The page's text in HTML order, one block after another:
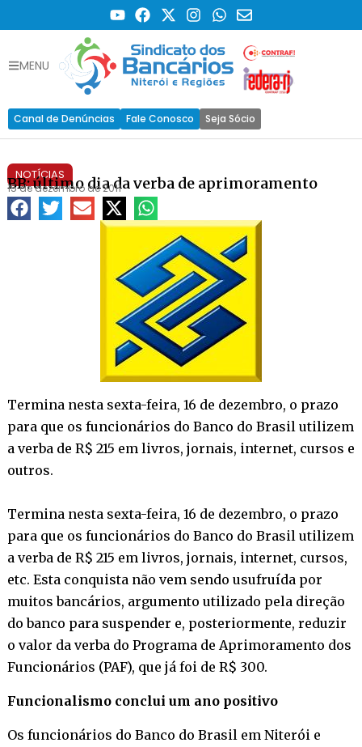
MENU
Canal de Denúncias Fale Conosco Seja Sócio
NOTÍCIAS
BB: último dia da verba de aprimoramento
15 de dezembro de 2011
Termina nesta sexta-feira, 16 de dezembro, o prazo
para que os funcionários do Banco do Brasil utilizem
a verba de R$ 215 em livros, jornais, internet, cursos e
outros.
Termina nesta sexta-feira, 16 de dezembro, o prazo
para que os funcionários do Banco do Brasil utilizem
a verba de R$ 215 em livros, jornais, internet, cursos,
etc. Esta conquista não vem sendo usufruída por
muitos bancários, argumento utilizado pela direção
do banco para suspender e, posteriormente, reduzir
o valor da verba do Programa de Aprimoramento dos
Funcionários (PAF), que já foi de R$ 300.
Funcionalismo conclui um ano positivo
Os funcionários do Banco do Brasil em Niterói e